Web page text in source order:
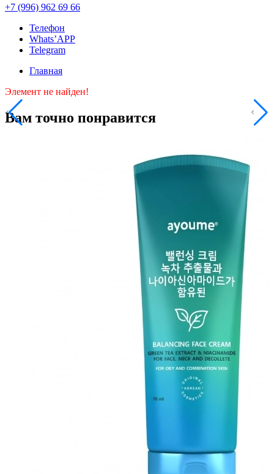
+7 (996) 962 69 66
Телефон
Whats’APP
Telegram
Главная
Элемент не найден!
Вам точно понравится